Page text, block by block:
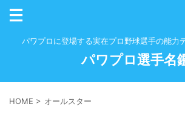
パワプロに登場する実在プロ野球選手の能力
パワプロ選手名
HOME > オールスター